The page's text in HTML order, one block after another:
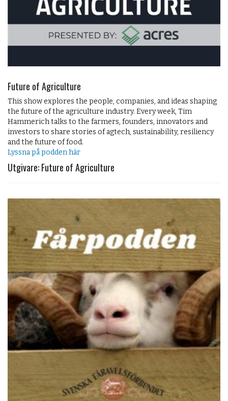
Future of Agriculture
This show explores the people, companies, and ideas shaping
the future of the agriculture industry. Every week, Tim
Hammerich talks to the farmers, founders, innovators and
investors to share stories of agtech, sustainability, resiliency
and the future of food.
Lyssna på podden här
Utgivare: Future of Agriculture